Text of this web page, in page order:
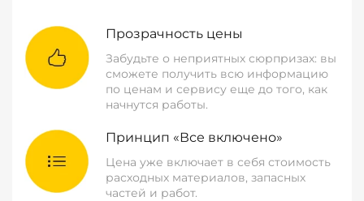
Прозрачность цены
Забудьте о неприятных сюрпризах: вы
сможете получить всю информацию
по ценам и сервису еще до того, как
начнутся работы.
Принцип «Все включено»
Цена уже включает в себя стоимость
расходных материалов, запасных
частей и работ.